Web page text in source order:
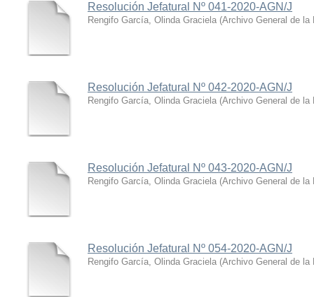
Resolución Jefatural Nº 041-2020-AGN/J
Rengifo García, Olinda Graciela (Archivo General de la
Resolución Jefatural Nº 042-2020-AGN/J
Rengifo García, Olinda Graciela (Archivo General de la
Resolución Jefatural Nº 043-2020-AGN/J
Rengifo García, Olinda Graciela (Archivo General de la
Resolución Jefatural Nº 054-2020-AGN/J
Rengifo García, Olinda Graciela (Archivo General de la